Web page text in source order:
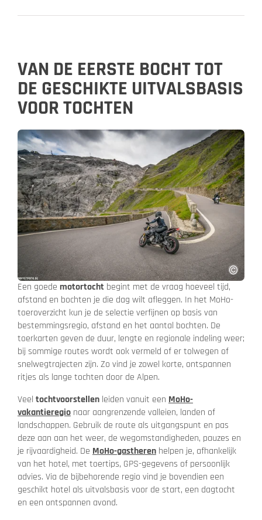
VAN DE EERSTE BOCHT TOT
DE GESCHIKTE UITVALSBASIS
VOOR TOCHTEN
Een goede motortocht begint met de vraag hoeveel tijd,
afstand en bochten je die dag wilt afleggen. In het MoHo-
toeroverzicht kun je de selectie verfijnen op basis van
bestemmingsregio, afstand en het aantal bochten. De
toerkarten geven de duur, lengte en regionale indeling weer;
bij sommige routes wordt ook vermeld of er tolwegen of
snelwegtrajecten zijn. Zo vind je zowel korte, ontspannen
ritjes als lange tochten door de Alpen.
Veel tochtvoorstellen leiden vanuit een MoHo-
vakantieregio naar aangrenzende valleien, landen of
landschappen. Gebruik de route als uitgangspunt en pas
deze aan aan het weer, de wegomstandigheden, pauzes en
je rijvaardigheid. De MoHo-gastheren helpen je, afhankelijk
van het hotel, met toertips, GPS-gegevens of persoonlijk
advies. Via de bijbehorende regio vind je bovendien een
geschikt hotel als uitvalsbasis voor de start, een dagtocht
en een ontspannen avond.